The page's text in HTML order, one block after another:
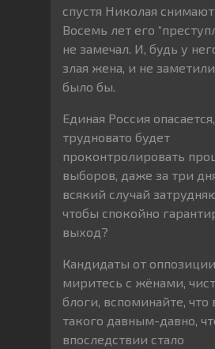
спустя Николая
Восемь лет его
не замечал. И, будь у
злая жена, и не
было бы.
Единая Россия
трудновато будет
проконтролировать
выборов, даже за три
всякий случай
чтобы спокойно
выход?
Кандидаты от
миритесь с жёнами,
блоги, вспоминайте, что
такого давным-давно,
впоследствии стало